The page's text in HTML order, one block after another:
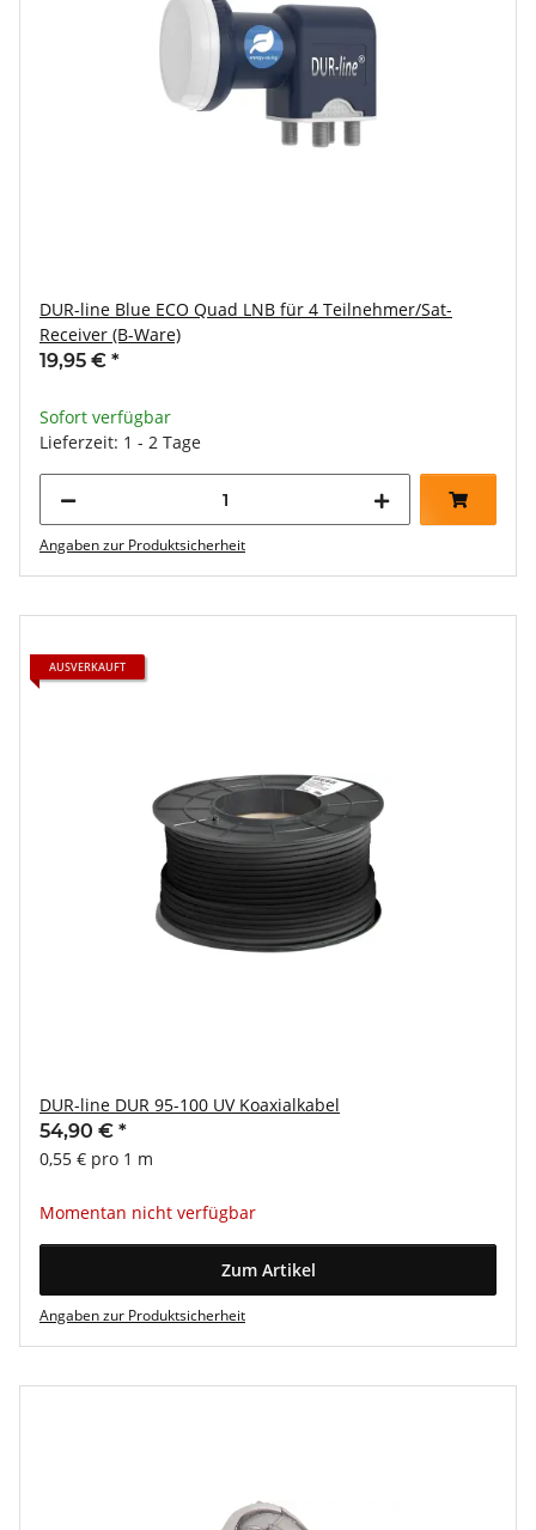
DUR-line Blue ECO Quad LNB für 4 Teilnehmer/Sat-
Receiver (B-Ware)
19,95 € *
Sofort verfügbar
Lieferzeit: 1 - 2 Tage
Angaben zur Produktsicherheit
AUSVERKAUFT
DUR-line DUR 95-100 UV Koaxialkabel
54,90 € *
0,55 € pro 1 m
Momentan nicht verfügbar
Zum Artikel
Angaben zur Produktsicherheit